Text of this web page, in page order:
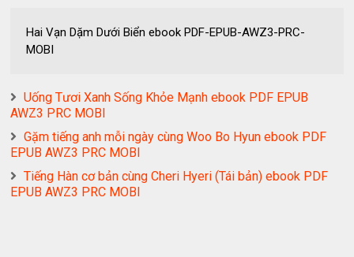
Hai Vạn Dặm Dưới Biển ebook PDF-EPUB-AWZ3-PRC-
MOBI
Uống Tươi Xanh Sống Khỏe Mạnh ebook PDF EPUB
AWZ3 PRC MOBI
Gặm tiếng anh mỗi ngày cùng Woo Bo Hyun ebook PDF
EPUB AWZ3 PRC MOBI
Tiếng Hàn cơ bản cùng Cheri Hyeri (Tái bản) ebook PDF
EPUB AWZ3 PRC MOBI